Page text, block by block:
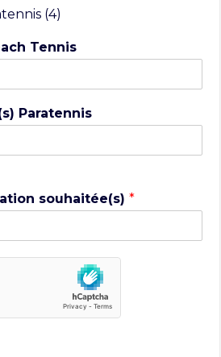
(4)
Tennis
Paratennis
souhaitée(s)*